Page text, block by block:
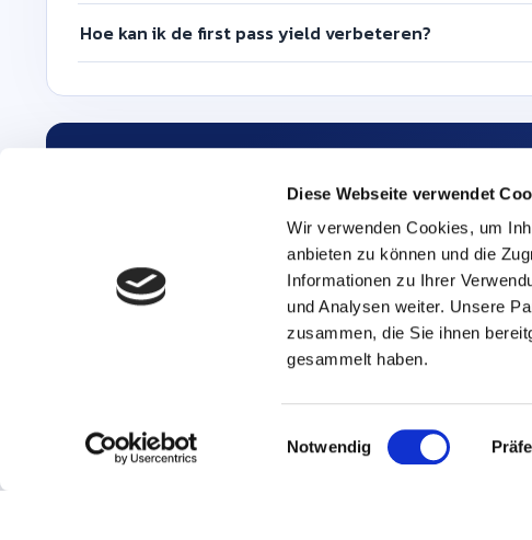
Diese Webseite verwendet
Wir verwenden Cookies, um
anbieten zu können und die
Informationen zu Ihrer
und Analysen weiter. Unsere
zusammen, die Sie ihnen
gesammelt haben.
i
Notwendig
Hoe kan ik de first pass yield verbeteren?
Link kopiëren, als PDF opslaan of direct een live demo aanvragen.